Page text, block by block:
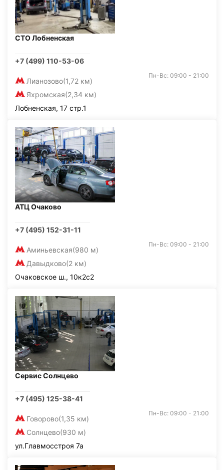
СТО Лобненская
+7 (499) 110-53-06
Лианозово(1,72 км)
Яхромская(2,34 км)
Пн-Вс: 09:00 - 21:00
Лобненская, 17 стр.1
АТЦ Очаково
+7 (495) 152-31-11
Аминьевская(980 м)
Давыдково(2 км)
Пн-Вс: 09:00 - 21:00
Очаковское ш., 10к2с2
Сервис Солнцево
+7 (495) 125-38-41
Говорово(1,35 км)
Солнцево(930 м)
Пн-Вс: 09:00 - 21:00
ул.Главмосстроя 7а